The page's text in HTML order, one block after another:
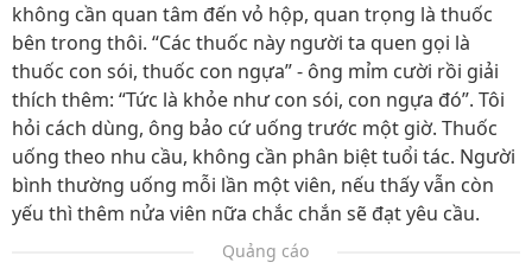
không cần quan tâm đến vỏ hộp, quan trọng là thuốc
bên trong thôi. “Các thuốc này người ta quen gọi là
thuốc con sói, thuốc con ngựa” - ông mỉm cười rồi giải
thích thêm: “Tức là khỏe như con sói, con ngựa đó”. Tôi
hỏi cách dùng, ông bảo cứ uống trước một giờ. Thuốc
uống theo nhu cầu, không cần phân biệt tuổi tác. Người
bình thường uống mỗi lần một viên, nếu thấy vẫn còn
yếu thì thêm nửa viên nữa chắc chắn sẽ đạt yêu cầu.
Quảng cáo